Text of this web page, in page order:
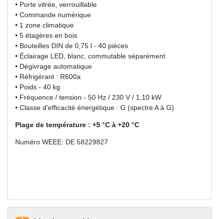
• Porte vitrée, verrouillable
• Commande numérique
• 1 zone climatique
• 5 étagères en bois
• Bouteilles DIN de 0,75 l - 40 pièces
• Éclairage LED, blanc, commutable séparément
• Dégivrage automatique
• Réfrigérant : R600a
• Poids - 40 kg
• Fréquence / tension - 50 Hz / 230 V / 1,10 kW
• Classe d'efficacité énergétique : G (spectre A à G)
Plage de température : +5 °C à +20 °C
Numéro WEEE: DE 58229827